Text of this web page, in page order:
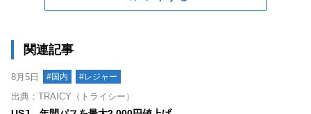
関連記事
8月5日 #国内 #レジャー
出典：TRAICY（トライシー）